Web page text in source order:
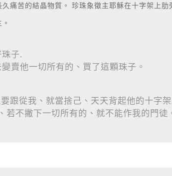
痛苦的結晶物質。 珍珠象徵主耶穌在十字架上肋
子.
賣他一切所有的、買了這顆珠子。
跟從我、就當捨己、天天背起他的十字
不撇下一切所有的、就不能作我的門徒